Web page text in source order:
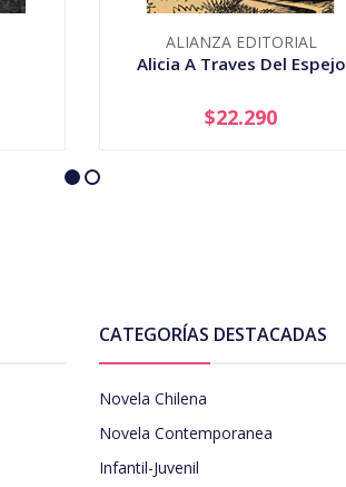
ALIANZA EDITORIAL
Alicia A Traves Del Espejo
+
$22.290
CATEGORÍAS DESTACADAS
Novela Chilena
Novela Contemporanea
Infantil-Juvenil